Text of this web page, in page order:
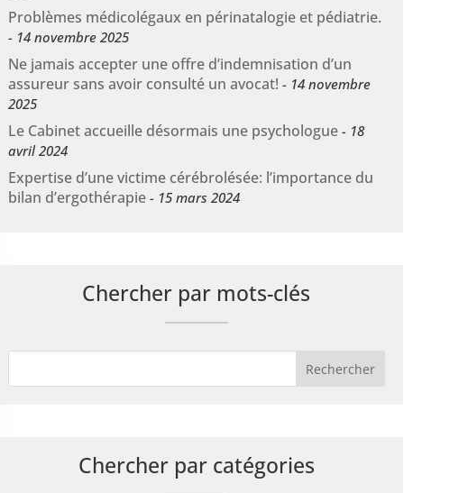
Problèmes médicolégaux en périnatalogie et pédiatrie.
14 novembre 2025
Ne jamais accepter une offre d’indemnisation d’un
assureur sans avoir consulté un avocat!
14 novembre
2025
Le Cabinet accueille désormais une psychologue
18
avril 2024
Expertise d’une victime cérébrolésée: l’importance du
bilan d’ergothérapie
15 mars 2024
Chercher par mots-clés
Chercher par catégories